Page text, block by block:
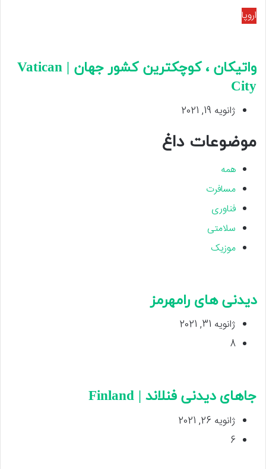
اروپا
واتیکان ، کوچکترین کشور جهان | Vatican
City
ژانویه 19, 2021
موضوعات داغ
همه
مسافرت
فناوری
سلامتی
موزیک
دیدنی های رامهرمز
ژانویه 31, 2021
8
جاهای دیدنی فنلاند | Finland
ژانویه 26, 2021
6